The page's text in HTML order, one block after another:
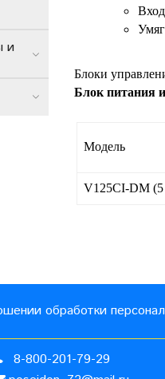
Блоки
Блок питания
Модель
V125CI-DM
и
обработки
8-800-201-79-29